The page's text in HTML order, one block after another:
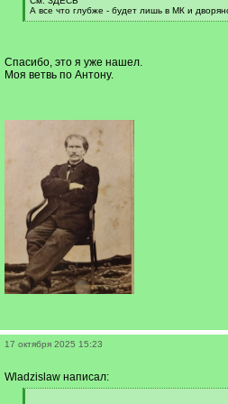
А все что глубже - будет лишь в МК и
[
Спасибо, это я уже нашел.
Моя ветвь по Антону.
17 октября 2025 15:23
Wladzislaw написал: